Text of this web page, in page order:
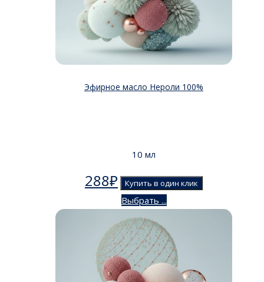
Эфирное масло Нероли 100%
10 мл
288₽ Купить в один клик
Выбрать ...